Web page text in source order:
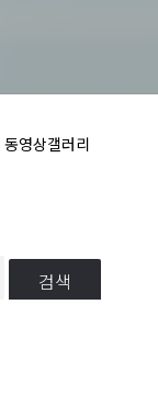
동영상갤러리
검색